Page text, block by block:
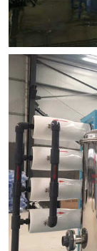
浏览项目图